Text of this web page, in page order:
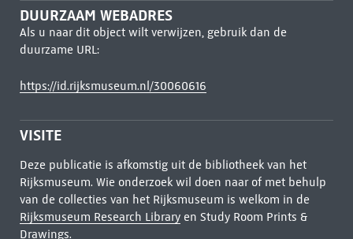
DUURZAAM WEBADRES
Als u naar dit object wilt verwijzen, gebruik dan de
duurzame URL:
https://id.rijksmuseum.nl/30060616
VISITE
Deze publicatie is afkomstig uit de bibliotheek van het
Rijksmuseum. Wie onderzoek wil doen naar of met behulp
van de collecties van het Rijksmuseum is welkom in de
Rijksmuseum Research Libraryen Study Room Prints &
Drawings.